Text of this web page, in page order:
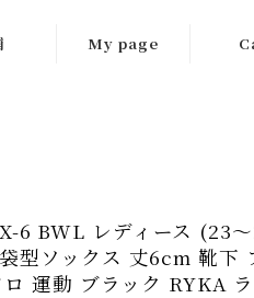
My page
6 BWL レディース (23
型ソックス 丈6cm 靴下
運動 ブラック RYKA ラ